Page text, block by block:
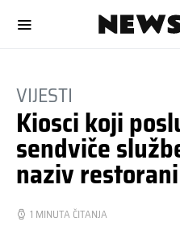
VIJESTI
Kiosci koji
sendviče
naziv
1 MINUTA ČITANJA